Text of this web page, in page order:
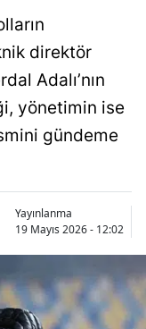
direktör
Adalı’nın
yönetimin ise
gündeme
Yayınlanma
19 Mayıs 2026 - 12:02